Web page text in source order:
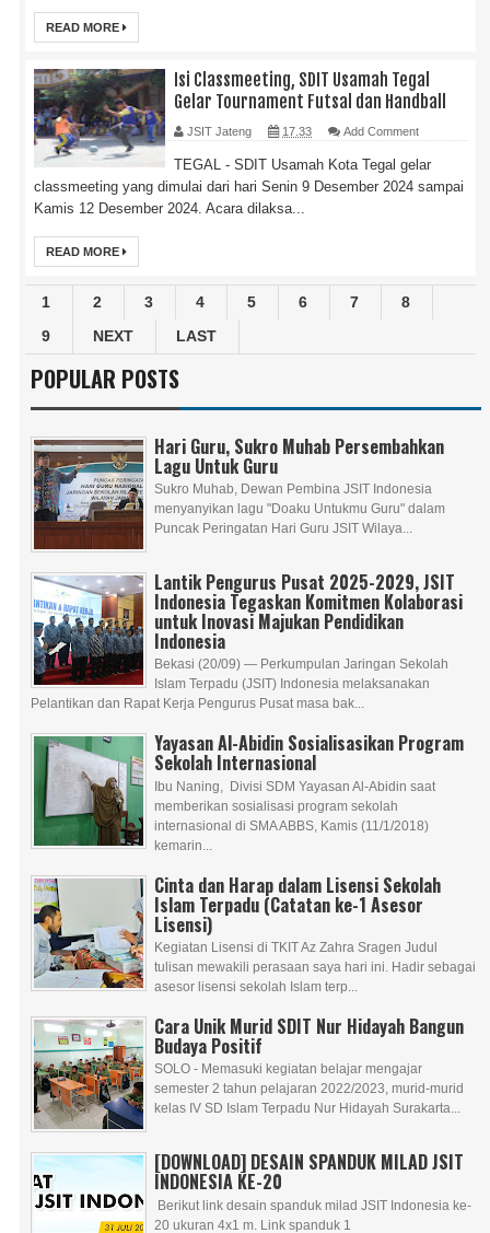
READ MORE
Isi Classmeeting, SDIT Usamah Tegal
Gelar Tournament Futsal dan Handball
JSIT Jateng 17.33 Add Comment
TEGAL - SDIT Usamah Kota Tegal gelar
classmeeting yang dimulai dari hari Senin 9 Desember 2024 sampai
Kamis 12 Desember 2024. Acara dilaksa...
READ MORE
1 2 3 4 5 6 7
8
9
NEXT LAST
POPULAR POSTS
Hari Guru, Sukro Muhab Persembahkan
Lagu Untuk Guru
Sukro Muhab, Dewan Pembina JSIT Indonesia
menyanyikan lagu "Doaku Untukmu Guru" dalam
Puncak Peringatan Hari Guru JSIT Wilaya...
Lantik Pengurus Pusat 2025-2029, JSIT
Indonesia Tegaskan Komitmen Kolaborasi
untuk Inovasi Majukan Pendidikan
Indonesia
Bekasi (20/09) — Perkumpulan Jaringan Sekolah
Islam Terpadu (JSIT) Indonesia melaksanakan
Pelantikan dan Rapat Kerja Pengurus Pusat masa bak...
Yayasan Al-Abidin Sosialisasikan Program
Sekolah Internasional
Ibu Naning, Divisi SDM Yayasan Al-Abidin saat
memberikan sosialisasi program sekolah
internasional di SMA ABBS, Kamis (11/1/2018)
kemarin...
Cinta dan Harap dalam Lisensi Sekolah
Islam Terpadu (Catatan ke-1 Asesor
Lisensi)
Kegiatan Lisensi di TKIT Az Zahra Sragen Judul
tulisan mewakili perasaan saya hari ini. Hadir sebagai
asesor lisensi sekolah Islam terp...
Cara Unik Murid SDIT Nur Hidayah Bangun
Budaya Positif
SOLO - Memasuki kegiatan belajar mengajar
semester 2 tahun pelajaran 2022/2023, murid-murid
kelas IV SD Islam Terpadu Nur Hidayah Surakarta...
[DOWNLOAD] DESAIN SPANDUK MILAD JSIT
INDONESIA KE-20
Berikut link desain spanduk milad JSIT Indonesia ke-
20 ukuran 4x1 m. Link spanduk 1